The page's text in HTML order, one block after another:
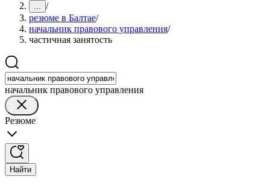
... /
резюме в Балтае/
начальник правового управления/
частичная занятость
начальник правового управления
Резюме
Найти